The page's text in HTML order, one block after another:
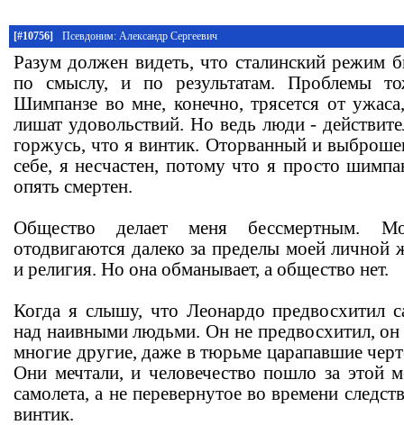
[#10756] Псевдоним: Александр Сергеевич
Разум должен видеть, что сталинский режим
по смыслу, и по результатам. Проблемы
Шимпанзе во мне, конечно, трясется от
лишат удовольствий. Но ведь люди -
горжусь, что я винтик. Оторванный и
себе, я несчастен, потому что я просто
опять смертен.
Общество делает меня бессмертным.
отодвигаются далеко за пределы моей личной
и религия. Но она обманывает, а общество нет.
Когда я слышу, что Леонардо предвосхитил
над наивными людьми. Он не предвосхитил,
многие другие, даже в тюрьме царапавшие
Они мечтали, и человечество пошло за этой
самолета, а не перевернутое во времени
винтик.